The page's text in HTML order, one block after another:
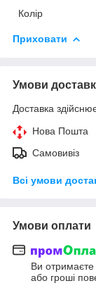
Колір
Приховати
Умови
Доставка
Нова Пошта
Самовивіз
Всі умови
Умови оплати
Ви
або гроші